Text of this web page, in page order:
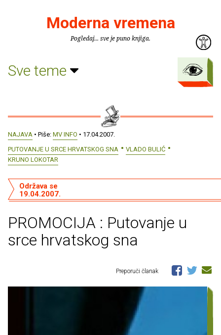
Moderna vremena
Pogledaj... sve je puno knjiga.
Sve teme
NAJAVA • Piše: MV INFO • 17.04.2007.
PUTOVANJE U SRCE HRVATSKOG SNA
VLADO BULIĆ
KRUNO LOKOTAR
PROMOCIJA : Putovanje u
srce hrvatskog sna
Održava se
19.04.2007.
Preporuči članak